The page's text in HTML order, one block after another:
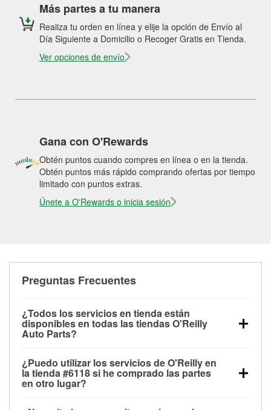
Más partes a tu manera
Realiza tu orden en línea y elije la opción de Envío al
Día Siguiente a Domicilio o Recoger Gratis en Tienda.
Ver opciones de envío
Gana con O'Rewards
Obtén puntos cuando compres en línea o en la tienda.
Obtén puntos más rápido comprando ofertas por tiempo
limitado con puntos extras.
Únete a O'Rewards o inicia sesión
Preguntas Frecuentes
¿Todos los servicios en tienda están
disponibles en todas las tiendas O'Reilly
Auto Parts?
las pruebas de batería, pruebas de alternador y
motor de arranque, revisión de la luz “Check Engine”
con O'Reilly VeriScan® e instalación de
¿Puedo utilizar los servicios de O'Reilly en
la tienda #6118 si he comprado las partes
en otro lugar?